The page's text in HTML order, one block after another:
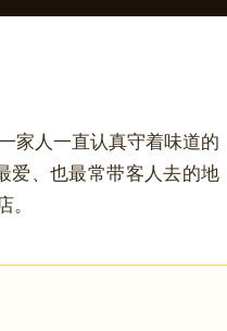
家人一直认真守着味道的
爱、也最常带客人去的地